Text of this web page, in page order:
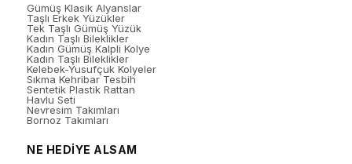
Gümüş Klasik Alyanslar
Taşlı Erkek Yüzükler
Tek Taşlı Gümüş Yüzük
Kadın Taşlı Bileklikler
Kadın Gümüş Kalpli Kolye
Kadın Taşlı Bileklikler
Kelebek-Yusufçuk Kolyeler
Sıkma Kehribar Tesbih
Sentetik Plastik Rattan
Havlu Seti
Nevresim Takımları
Bornoz Takımları
NE HEDİYE ALSAM